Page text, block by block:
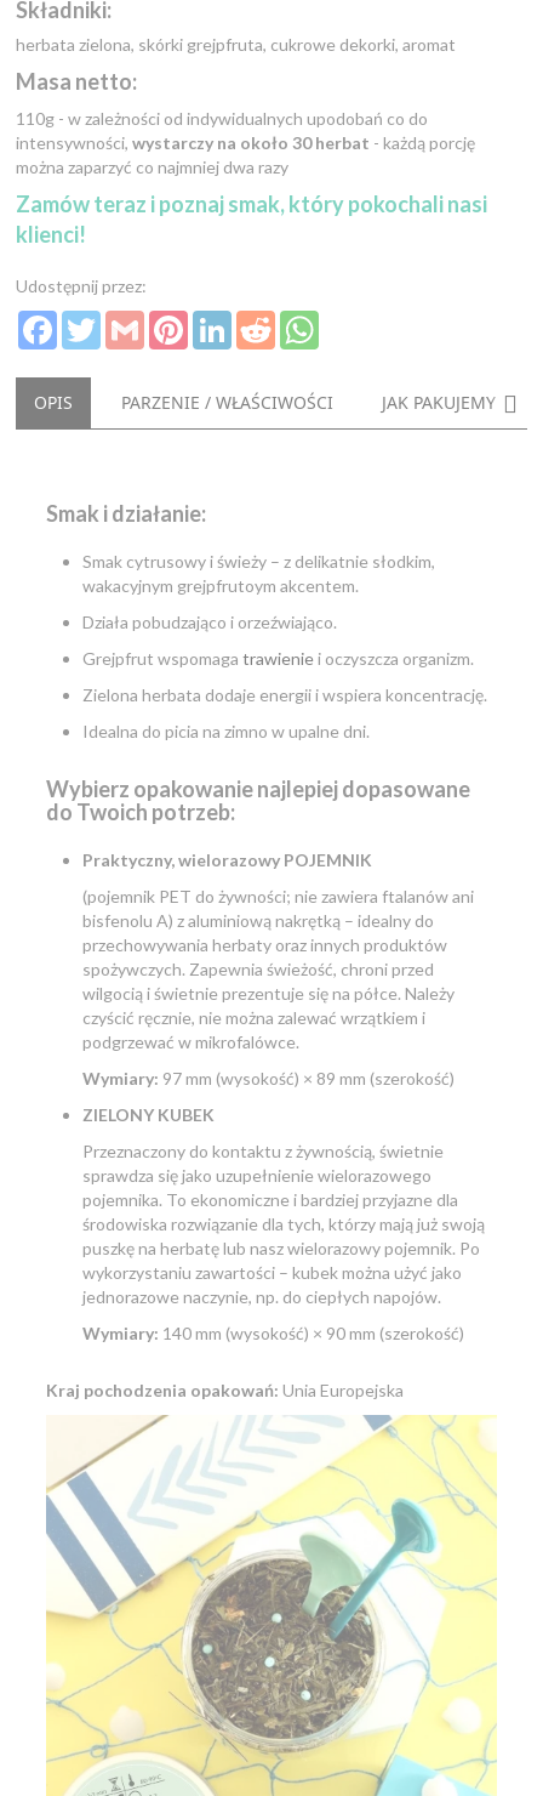
Składniki:
herbata zielona, skórki grejpfruta, cukrowe dekorki, aromat
Masa netto:
110g - w zależności od indywidualnych upodobań co do
intensywności,wystarczy na około 30 herbat - każdą porcję
można zaparzyć co najmniej dwa razy
Zamów teraz i poznaj smak, który pokochali nasi
klienci!
Udostępnij przez:
FacebookTwitterGmail PinterestLinkedInReddit
OPIS PARZENIE / WŁAŚCIWOŚCI JAK PAKUJEMY
Smak i działanie:
Smak cytrusowy i świeży – z delikatnie słodkim,
wakacyjnym grejpfrutoym akcentem.
Działa pobudzająco i orzeźwiająco.
Grejpfrut wspomagatrawieniei oczyszcza organizm.
Zielona herbata dodaje energii i wspiera koncentrację.
Idealna do picia na zimno w upalne dni.
Wybierz opakowanie najlepiej dopasowane
do Twoich potrzeb:
Praktyczny, wielorazowy POJEMNIK
(pojemnik PET do żywności; nie zawiera ftalanów ani
bisfenolu A) z aluminiową nakrętką – idealny do
przechowywania herbaty oraz innych produktów
spożywczych. Zapewnia świeżość, chroni przed
wilgocią i świetnie prezentuje się na półce. Należy
czyścić ręcznie, nie można zalewać wrzątkiem i
podgrzewać w mikrofalówce.
Wymiary: 97 mm (wysokość) × 89 mm (szerokość)
ZIELONY KUBEK
Przeznaczony do kontaktu z żywnością, świetnie
sprawdza się jako uzupełnienie wielorazowego
pojemnika. To ekonomiczne i bardziej przyjazne dla
środowiska rozwiązanie dla tych, którzy mają już swoją
puszkę na herbatę lub nasz wielorazowy pojemnik. Po
wykorzystaniu zawartości – kubek można użyć jako
jednorazowe naczynie, np. do ciepłych napojów.
Wymiary: 140 mm (wysokość) × 90 mm (szerokość)
Kraj pochodzenia opakowań: Unia Europejska